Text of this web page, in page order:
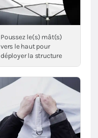
Poussez le(s) mât(s)
vers le haut pour
déployer la structure